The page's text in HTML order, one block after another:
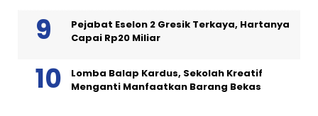
Pejabat Eselon 2 Gresik Terkaya, Hartanya
Capai Rp20 Miliar
Lomba Balap Kardus, Sekolah Kreatif
Menganti Manfaatkan Barang Bekas